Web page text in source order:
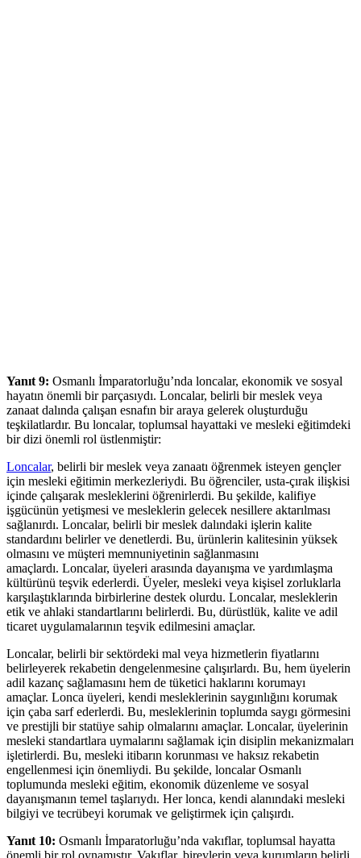
Yanıt 9: Osmanlı İmparatorluğu’nda loncalar, ekonomik ve sosyal
hayatın önemli bir parçasıydı. Loncalar, belirli bir meslek veya
zanaat dalında çalışan esnafın bir araya gelerek oluşturduğu
teşkilatlardır. Bu loncalar, toplumsal hayattaki ve mesleki eğitimdeki
bir dizi önemli rol üstlenmiştir:
Loncalar, belirli bir meslek veya zanaatı öğrenmek isteyen gençler
için mesleki eğitimin merkezleriydi. Bu öğrenciler, usta-çırak ilişkisi
içinde çalışarak mesleklerini öğrenirlerdi. Bu şekilde, kalifiye
işgücünün yetişmesi ve mesleklerin gelecek nesillere aktarılması
sağlanırdı. Loncalar, belirli bir meslek dalındaki işlerin kalite
standardını belirler ve denetlerdi. Bu, ürünlerin kalitesinin yüksek
olmasını ve müşteri memnuniyetinin sağlanmasını
amaçlardı. Loncalar, üyeleri arasında dayanışma ve yardımlaşma
kültürünü teşvik ederlerdi. Üyeler, mesleki veya kişisel zorluklarla
karşılaştıklarında birbirlerine destek olurdu. Loncalar, mesleklerin
etik ve ahlaki standartlarını belirlerdi. Bu, dürüstlük, kalite ve adil
ticaret uygulamalarının teşvik edilmesini amaçlar.
Loncalar, belirli bir sektördeki mal veya hizmetlerin fiyatlarını
belirleyerek rekabetin dengelenmesine çalışırlardı. Bu, hem üyelerin
adil kazanç sağlamasını hem de tüketici haklarını korumayı
amaçlar. Lonca üyeleri, kendi mesleklerinin saygınlığını korumak
için çaba sarf ederlerdi. Bu, mesleklerinin toplumda saygı görmesini
ve prestijli bir statüye sahip olmalarını amaçlar. Loncalar, üyelerinin
mesleki standartlara uymalarını sağlamak için disiplin mekanizmaları
işletirlerdi. Bu, mesleki itibarın korunması ve haksız rekabetin
engellenmesi için önemliydi. Bu şekilde, loncalar Osmanlı
toplumunda mesleki eğitim, ekonomik düzenleme ve sosyal
dayanışmanın temel taşlarıydı. Her lonca, kendi alanındaki mesleki
bilgiyi ve tecrübeyi korumak ve geliştirmek için çalışırdı.
Yanıt 10: Osmanlı İmparatorluğu’nda vakıflar, toplumsal hayatta
önemli bir rol oynamıştır. Vakıflar, bireylerin veya kurumların belirli